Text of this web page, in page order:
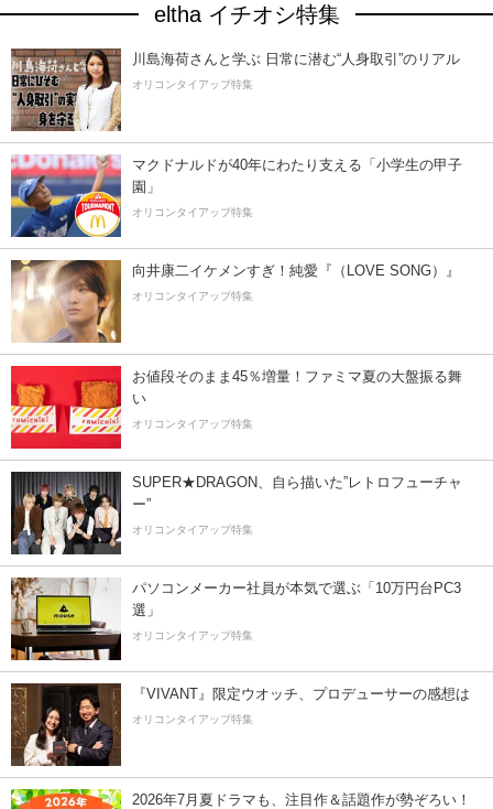
eltha イチオシ特集
川島海荷さんと学ぶ 日常に潜む“人身取引”のリアル
オリコンタイアップ特集
マクドナルドが40年にわたり支える「小学生の甲子
園」
オリコンタイアップ特集
向井康二イケメンすぎ！純愛『（LOVE SONG）』
オリコンタイアップ特集
お値段そのまま45％増量！ファミマ夏の大盤振る舞
い
オリコンタイアップ特集
SUPER★DRAGON、自ら描いた”レトロフューチャ
ー”
オリコンタイアップ特集
パソコンメーカー社員が本気で選ぶ「10万円台PC3
選」
オリコンタイアップ特集
『VIVANT』限定ウオッチ、プロデューサーの感想は
オリコンタイアップ特集
2026年7月夏ドラマも、注目作＆話題作が勢ぞろい！